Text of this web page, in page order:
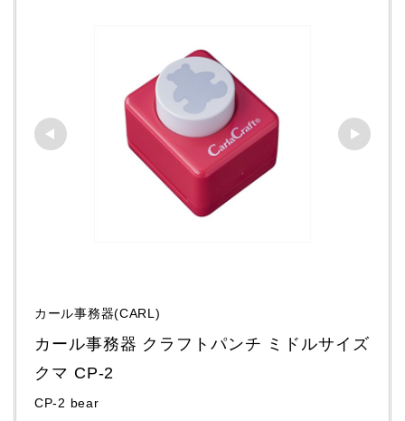
カール事務器(CARL)
カール事務器 クラフトパンチ ミドルサイズ
クマ CP-2
CP-2 bear